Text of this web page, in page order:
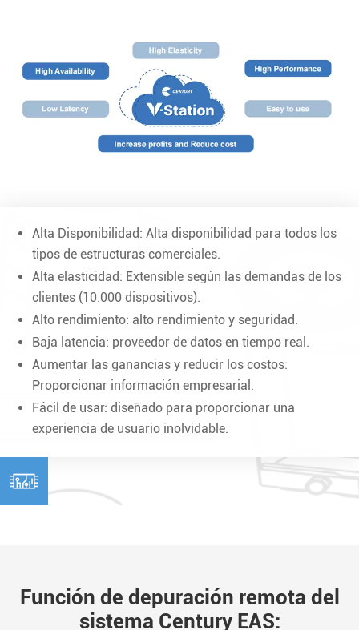
Alta Disponibilidad: Alta disponibilidad para todos los
tipos de estructuras comerciales.
Alta elasticidad: Extensible según las demandas de los
clientes (10.000 dispositivos).
Alto rendimiento: alto rendimiento y seguridad.
Baja latencia: proveedor de datos en tiempo real.
Aumentar las ganancias y reducir los costos:
Proporcionar información empresarial.
Fácil de usar: diseñado para proporcionar una
experiencia de usuario inolvidable.

Función de depuración remota del
sistema Century EAS: